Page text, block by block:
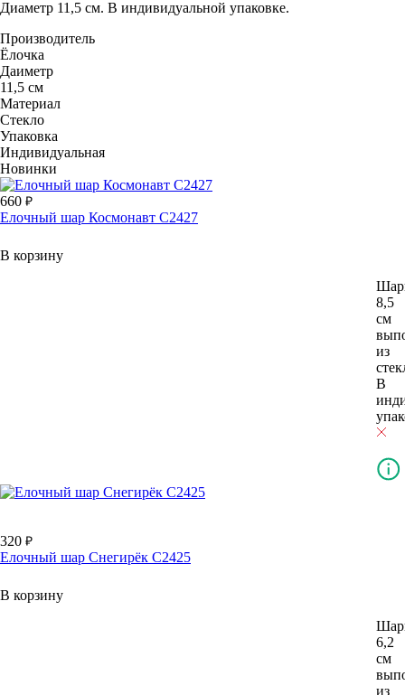
Диаметр 11,5 см. В индивидуальной упаковке.
Производитель
Ёлочка
Даиметр
11,5 см
Материал
Стекло
Упаковка
Индивидуальная
Новинки
660
Елочный шар Космонавт С2427
В корзину
8,5
см
из
В
320
Елочный шар Снегирёк С2425
В корзину
6,2
см
из